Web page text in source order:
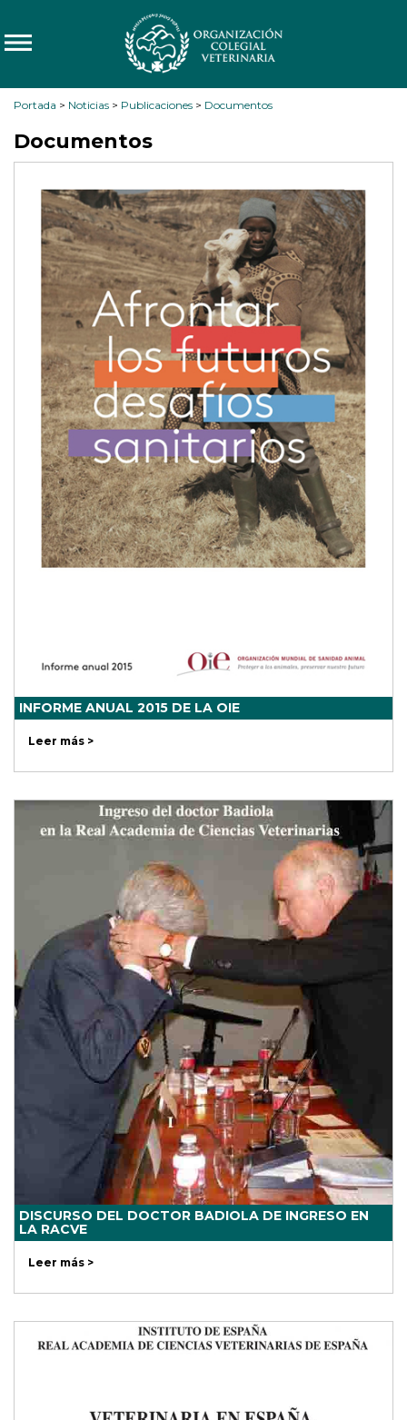
Portada > Noticias > Publicaciones > Documentos
Documentos
INFORME ANUAL 2015 DE LA OIE
Leer más >
DISCURSO DEL DOCTOR BADIOLA DE INGRESO EN
LA RACVE
Leer más >